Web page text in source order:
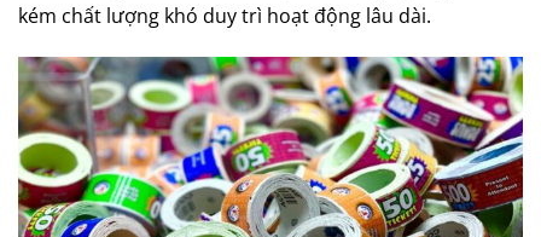
kém chất lượng khó duy trì hoạt động lâu dài.